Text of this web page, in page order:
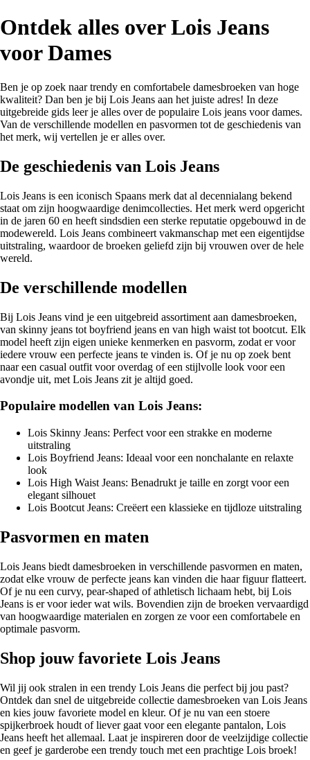
Ontdek alles over Lois Jeans
voor Dames
Ben je op zoek naar trendy en comfortabele damesbroeken van hoge
kwaliteit? Dan ben je bij Lois Jeans aan het juiste adres! In deze
uitgebreide gids leer je alles over de populaire Lois jeans voor dames.
Van de verschillende modellen en pasvormen tot de geschiedenis van
het merk, wij vertellen je er alles over.
De geschiedenis van Lois Jeans
Lois Jeans is een iconisch Spaans merk dat al decennialang bekend
staat om zijn hoogwaardige denimcollecties. Het merk werd opgericht
in de jaren 60 en heeft sindsdien een sterke reputatie opgebouwd in de
modewereld. Lois Jeans combineert vakmanschap met een eigentijdse
uitstraling, waardoor de broeken geliefd zijn bij vrouwen over de hele
wereld.
De verschillende modellen
Bij Lois Jeans vind je een uitgebreid assortiment aan damesbroeken,
van skinny jeans tot boyfriend jeans en van high waist tot bootcut. Elk
model heeft zijn eigen unieke kenmerken en pasvorm, zodat er voor
iedere vrouw een perfecte jeans te vinden is. Of je nu op zoek bent
naar een casual outfit voor overdag of een stijlvolle look voor een
avondje uit, met Lois Jeans zit je altijd goed.
Populaire modellen van Lois Jeans:
Lois Skinny Jeans: Perfect voor een strakke en moderne
uitstraling
Lois Boyfriend Jeans: Ideaal voor een nonchalante en relaxte
look
Lois High Waist Jeans: Benadrukt je taille en zorgt voor een
elegant silhouet
Lois Bootcut Jeans: Creëert een klassieke en tijdloze uitstraling
Pasvormen en maten
Lois Jeans biedt damesbroeken in verschillende pasvormen en maten,
zodat elke vrouw de perfecte jeans kan vinden die haar figuur flatteert.
Of je nu een curvy, pear-shaped of athletisch lichaam hebt, bij Lois
Jeans is er voor ieder wat wils. Bovendien zijn de broeken vervaardigd
van hoogwaardige materialen en zorgen ze voor een comfortabele en
optimale pasvorm.
Shop jouw favoriete Lois Jeans
Wil jij ook stralen in een trendy Lois Jeans die perfect bij jou past?
Ontdek dan snel de uitgebreide collectie damesbroeken van Lois Jeans
en kies jouw favoriete model en kleur. Of je nu van een stoere
spijkerbroek houdt of liever gaat voor een elegante pantalon, Lois
Jeans heeft het allemaal. Laat je inspireren door de veelzijdige collectie
en geef je garderobe een trendy touch met een prachtige Lois broek!